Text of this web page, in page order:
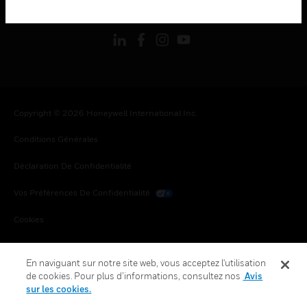
Copyright © 2026 Honeywell International Inc.
Conditions Générales
Déclaration De Confidentialité
Vos Préférences De Confidentialité
Cookies
Désabonnement Global
En naviguant sur notre site web, vous acceptez l'utilisation
de cookies. Pour plus d’informations, consultez nos Avis
sur les cookies.